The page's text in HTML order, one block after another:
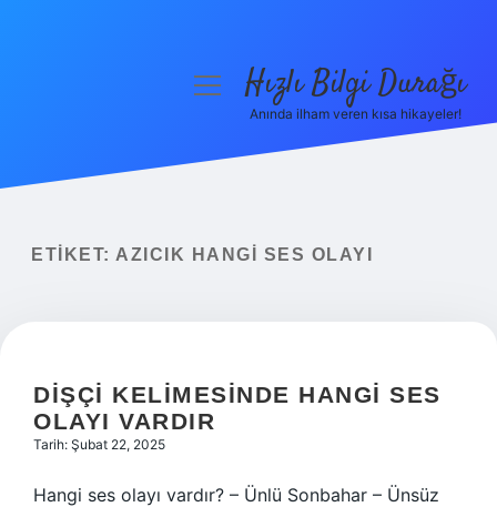
Yasal Uyarı
menüyüHızlı Bilgi Durağı
Anında ilham veren kısa hikayeler!
ETIKET: AZICIK HANGI SES OLAYI
DIŞÇI KELIMESINDE HANGI SES
OLAYI VARDIR
Tarih: Şubat 22, 2025
Hangi ses olayı vardır? – Ünlü Sonbahar – Ünsüz